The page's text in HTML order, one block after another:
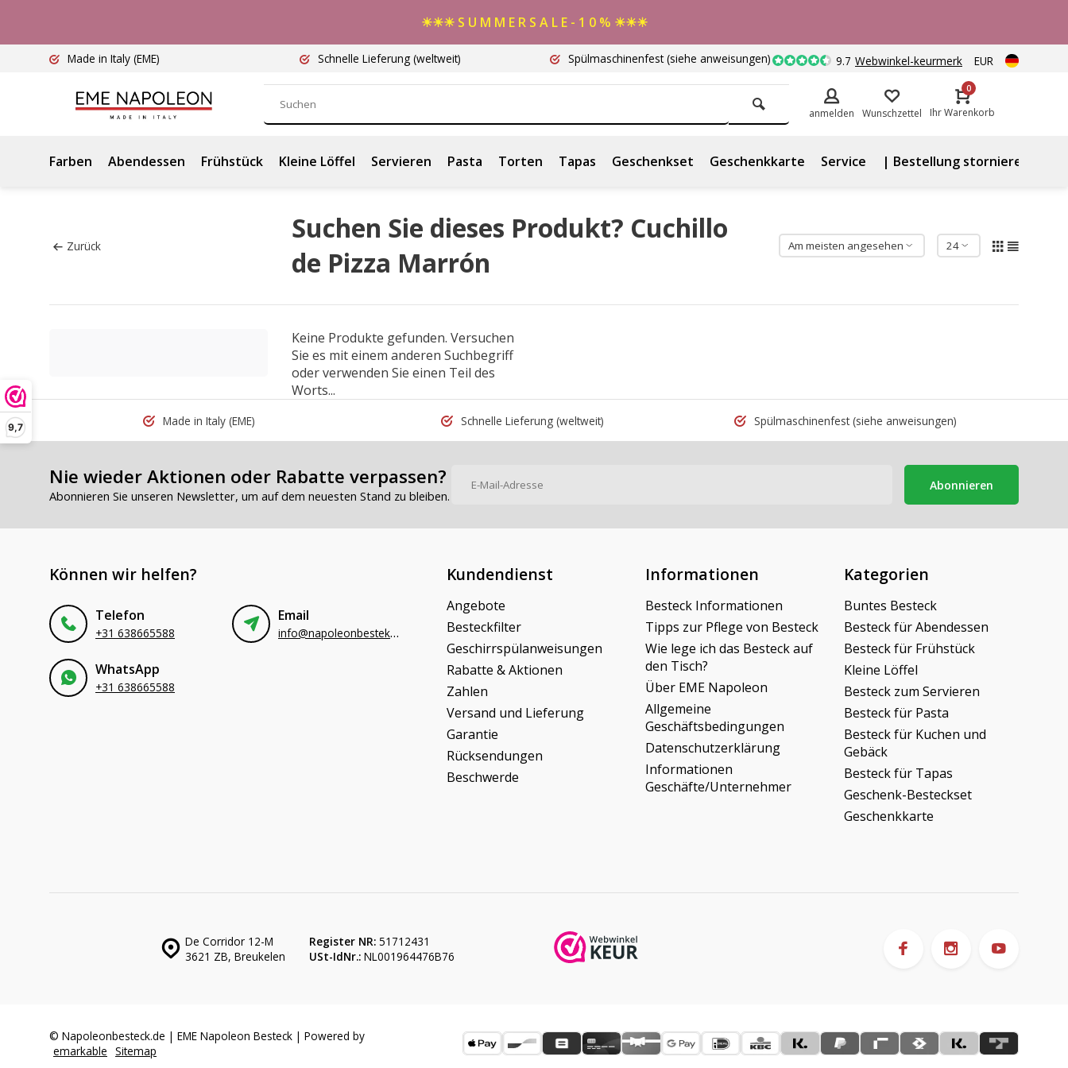
9,7
☀☀☀ S U M M E R S A L E - 1 0 % ☀☀☀
Made in Italy (EME) Schnelle Lieferung (weltweit) Spülmaschinenfest(siehe anweisungen) 9.7 Webwinkel-keurmerk EUR
anmelden Wunschzettel
0
Ihr Warenkorb
Farben Abendessen Frühstück Kleine Löffel Servieren Pasta Torten Tapas Geschenkset Geschenkkarte Service | Bestellung stornieren
Zurück
Suchen Sie dieses Produkt? Cuchillo
de Pizza Marrón
Keine Produkte gefunden. Versuchen
Sie es mit einem anderen Suchbegriff
oder verwenden Sie einen Teil des
Worts...
Made in Italy (EME) Schnelle Lieferung (weltweit) Spülmaschinenfest(siehe anweisungen)
Nie wieder Aktionen oder Rabatte verpassen?
Abonnieren Sie unseren Newsletter, um auf dem neuesten Stand zu bleiben.
Abonnieren
Können wir helfen?
Telefon
+31 638665588
Email
info@napoleonbestek.nl
WhatsApp
+31 638665588
Kundendienst
Angebote
Besteckfilter
Geschirrspülanweisungen
Rabatte & Aktionen
Zahlen
Versand und Lieferung
Garantie
Rücksendungen
Beschwerde
Informationen
Besteck Informationen
Tipps zur Pflege von Besteck
Wie lege ich das Besteck auf
den Tisch?
Über EME Napoleon
Allgemeine
Geschäftsbedingungen
Datenschutzerklärung
Informationen
Geschäfte/Unternehmer
Kategorien
Buntes Besteck
Besteck für Abendessen
Besteck für Frühstück
Kleine Löffel
Besteck zum Servieren
Besteck für Pasta
Besteck für Kuchen und
Gebäck
Besteck für Tapas
Geschenk-Besteckset
Geschenkkarte
De Corridor 12-M
3621 ZB, Breukelen
Register NR: 51712431
USt-IdNr.: NL001964476B76
© Napoleonbesteck.de | EME Napoleon Besteck | Powered by
emarkable Sitemap